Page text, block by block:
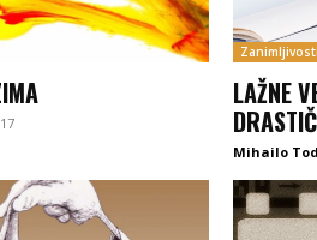
Zanimljivosti
LAŽNE
Mihailo